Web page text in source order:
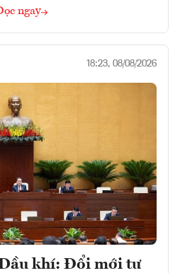
ngay
18:23, 08/08/2026
khí: Đổi mới tư